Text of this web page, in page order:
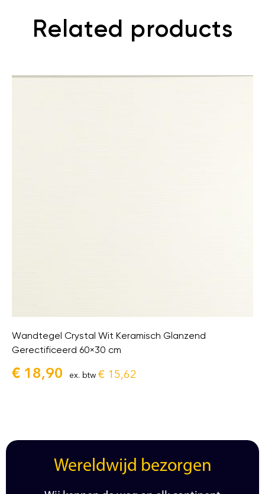
Related products
Wandtegel Crystal Wit Keramisch Glanzend
Gerectificeerd 60×30 cm
€ 18,90 ex. btw € 15,62
Wereldwijd bezorgen